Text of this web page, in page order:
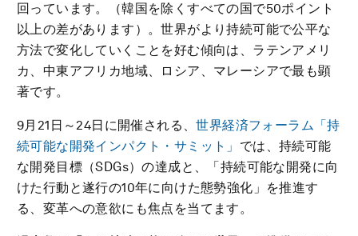
回っています。（韓国を除くすべての国で50ポイント
以上の差があります）。世界がより持続可能で公平な
方法で変化していくことを好む傾向は、ラテンアメリ
カ、中東アフリカ地域、ロシア、マレーシアで最も顕
著です。
9月21日～24日に開催される、世界経済フォーラム「持
続可能な開発インパクト・サミット」 では、持続可能
な開発目標（SDGs）の達成と、「持続可能な開発に向
けた行動と遂行の10年に向けた態勢強化」を推進す
る、変革への意欲にも焦点を当てます。